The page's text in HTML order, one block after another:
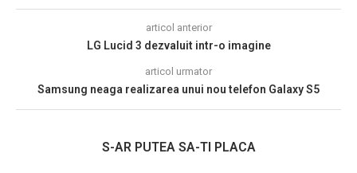
articol anterior
LG Lucid 3 dezvaluit intr-o imagine
articol urmator
Samsung neaga realizarea unui nou telefon Galaxy S5
S-AR PUTEA SA-TI PLACA